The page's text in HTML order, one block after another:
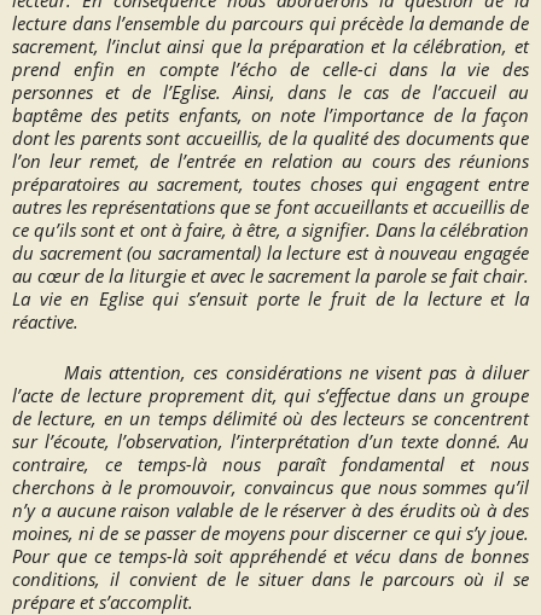
lecture dans l’ensemble du parcours qui précède la demande de
sacrement, l’inclut ainsi que la préparation et la célébration, et
prend enfin en compte l’écho de celle-ci dans la vie des
personnes et de l’Eglise. Ainsi, dans le cas de l’accueil au
baptême des petits enfants, on note l’importance de la façon
dont les parents sont accueillis, de la qualité des documents que
l’on leur remet, de l’entrée en relation au cours des réunions
préparatoires au sacrement, toutes choses qui engagent entre
autres les représentations que se font accueillants et accueillis de
ce qu’ils sont et ont à faire, à être, a signifier. Dans la célébration
du sacrement (ou sacramental) la lecture est à nouveau engagée
au cœur de la liturgie et avec le sacrement la parole se fait chair.
La vie en Eglise qui s’ensuit porte le fruit de la lecture et la
réactive.
Mais attention, ces considérations ne visent pas à diluer
l’acte de lecture proprement dit, qui s’effectue dans un groupe
de lecture, en un temps délimité où des lecteurs se concentrent
sur l’écoute, l’observation, l’interprétation d’un texte donné. Au
contraire, ce temps-là nous paraît fondamental et nous
cherchons à le promouvoir, convaincus que nous sommes qu’il
n’y a aucune raison valable de le réserver à des érudits où à des
moines, ni de se passer de moyens pour discerner ce qui s’y joue.
Pour que ce temps-là soit appréhendé et vécu dans de bonnes
conditions, il convient de le situer dans le parcours où il se
prépare et s’accomplit.